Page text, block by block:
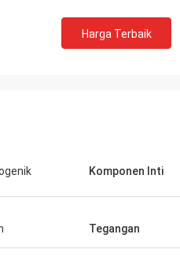
Harga Terbaik
Komponen Inti
Tegangan